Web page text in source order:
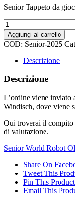
Senior Tappeto da
Senior
Campo
da
gioco
2024
(copia)
quantità
Aggiungi al carrello
COD: Senior-2025
Descrizione
Descrizione
L’ordine viene inviato
Windisch, dove viene
Qui troverai il compito
di valutazione.
Senior World Robot
Share On
Tweet This
Pin This Product
Email This